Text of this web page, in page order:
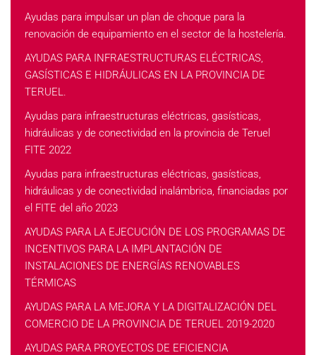
Ayudas para impulsar un plan de choque para la
renovación de equipamiento en el sector de la hostelería.
AYUDAS PARA INFRAESTRUCTURAS ELÉCTRICAS,
GASÍSTICAS E HIDRÁULICAS EN LA PROVINCIA DE
TERUEL.
Ayudas para infraestructuras eléctricas, gasísticas,
hidráulicas y de conectividad en la provincia de Teruel
FITE 2022
Ayudas para infraestructuras eléctricas, gasísticas,
hidráulicas y de conectividad inalámbrica, financiadas por
el FITE del año 2023
AYUDAS PARA LA EJECUCIÓN DE LOS PROGRAMAS DE
INCENTIVOS PARA LA IMPLANTACIÓN DE
INSTALACIONES DE ENERGÍAS RENOVABLES
TÉRMICAS
AYUDAS PARA LA MEJORA Y LA DIGITALIZACIÓN DEL
COMERCIO DE LA PROVINCIA DE TERUEL 2019-2020
AYUDAS PARA PROYECTOS DE EFICIENCIA